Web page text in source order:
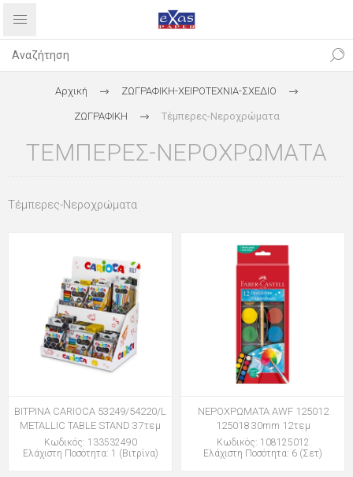
Αρχική ΖΩΓΡΑΦΙΚΗ-ΧΕΙΡΟΤΕΧΝΙΑ-ΣΧΕΔΙΟ
ΖΩΓΡΑΦΙΚΗ Τέμπερες-Νεροχρώματα
ΤΈΜΠΕΡΕΣ-ΝΕΡΟΧΡΏΜΑΤΑ
Τέμπερες-Νεροχρώματα
ΒΙΤΡΙΝΑ CARIOCA 53249/54220/L
METALLIC TABLE STAND 37τεμ
Κωδικός: 133532490
Ελάχιστη Ποσότητα: 1 (Βιτρίνα)
ΝΕΡΟΧΡΩΜΑΤΑ AWF 125012
125018 30mm 12τεμ
Κωδικός: 108125012
Ελάχιστη Ποσότητα: 6 (Σετ)